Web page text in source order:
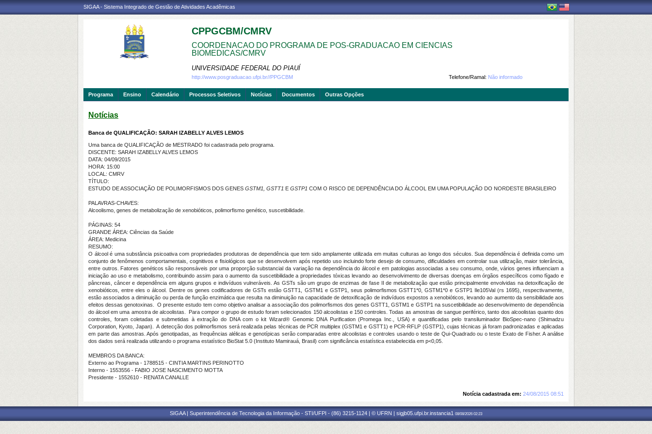
SIGAA - Sistema Integrado de Gestão de Atividades Acadêmicas
CPPGCBM/CMRV
COORDENACAO DO PROGRAMA DE POS-GRADUACAO EM CIENCIAS
BIOMEDICAS/CMRV
UNIVERSIDADE FEDERAL DO PIAUÍ
Telefone/Ramal: Não informado
http://www.posgraduacao.ufpi.br//PPGCBM
Programa Ensino Calendário Processos Seletivos Notícias Documentos Outras Opções
Notícias
Banca de QUALIFICAÇÃO: SARAH IZABELLY ALVES LEMOS
Uma banca de QUALIFICAÇÃO de MESTRADO foi cadastrada pelo programa.
DISCENTE: SARAH IZABELLY ALVES LEMOS
DATA: 04/09/2015
HORA: 15:00
LOCAL: CMRV
TÍTULO:
ESTUDO DE ASSOCIAÇÃO DE POLIMORFISMOS DOS GENES GSTM1, GSTT1 E GSTP1 COM O RISCO DE DEPENDÊNCIA DO ÁLCOOL EM UMA POPULAÇÃO DO NORDESTE BRASILEIRO
PALAVRAS-CHAVES:
Alcoolismo, genes de metabolização de xenobióticos, polimorfismo genético, suscetibilidade.
PÁGINAS: 54
GRANDE ÁREA: Ciências da Saúde
ÁREA: Medicina
RESUMO:
O álcool é uma substância psicoativa com propriedades produtoras de dependência que tem sido amplamente utilizada em muitas culturas ao longo dos séculos. Sua dependência é definida como um
conjunto de fenômenos comportamentais, cognitivos e fisiológicos que se desenvolvem após repetido uso incluindo forte desejo de consumo, dificuldades em controlar sua utilização, maior tolerância,
entre outros. Fatores genéticos são responsáveis por uma proporção substancial da variação na dependência do álcool e em patologias associadas a seu consumo, onde, vários genes influenciam a
iniciação ao uso e metabolismo, contribuindo assim para o aumento da suscetibilidade a propriedades tóxicas levando ao desenvolvimento de diversas doenças em órgãos específicos como fígado e
pâncreas, câncer e dependência em alguns grupos e indivíduos vulneráveis. As GSTs são um grupo de enzimas de fase II de metabolização que estão principalmente envolvidas na detoxificação de
xenobióticos, entre eles o álcool. Dentre os genes codificadores de GSTs estão GSTT1, GSTM1 e GSTP1, seus polimorfismos GSTT1*0, GSTM1*0 e GSTP1 Ile105Val (rs 1695), respectivamente,
estão associados a diminuição ou perda de função enzimática que resulta na diminuição na capacidade de detoxificação de indivíduos expostos a xenobióticos, levando ao aumento da sensibilidade aos
efeitos dessas genotoxinas. O presente estudo tem como objetivo analisar a associação dos polimorfismos dos genes GSTT1, GSTM1 e GSTP1 na suscetibilidade ao desenvolvimento de dependência
do álcool em uma amostra de alcoolistas. Para compor o grupo de estudo foram selecionados 150 alcoolistas e 150 controles. Todas as amostras de sangue periférico, tanto dos alcoolistas quanto dos
controles, foram coletadas e submetidas à extração do DNA com o kit Wizard® Genomic DNA Purification (Promega Inc., USA) e quantificadas pelo transiluminador BioSpec-nano (Shimadzu
Corporation, Kyoto, Japan). A detecção dos polimorfismos será realizada pelas técnicas de PCR multiplex (GSTM1 e GSTT1) e PCR-RFLP (GSTP1), cujas técnicas já foram padronizadas e aplicadas
em parte das amostras. Após genotipadas, as frequências alélicas e genotípicas serão comparadas entre alcoolistas e controles usando o teste de Qui-Quadrado ou o teste Exato de Fisher. A análise
dos dados será realizada utilizando o programa estatístico BioStat 5.0 (Instituto Mamirauá, Brasil) com significância estatística estabelecida em p<0,05.
MEMBROS DA BANCA:
Externo ao Programa - 1788515 - CINTIA MARTINS PERINOTTO
Interno - 1553556 - FABIO JOSE NASCIMENTO MOTTA
Presidente - 1552610 - RENATA CANALLE
Notícia cadastrada em: 24/08/2015 08:51
SIGAA | Superintendência de Tecnologia da Informação - STI/UFPI - (86) 3215-1124 | © UFRN | sigjb05.ufpi.br.instancia1 08/08/2026 02:23